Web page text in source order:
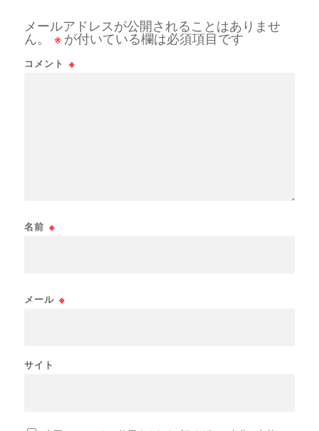
メールアドレスが公開されることはありませ
ん。
※ が付いている欄は必須項目です
コメント ※
名前 ※
メール ※
サイト